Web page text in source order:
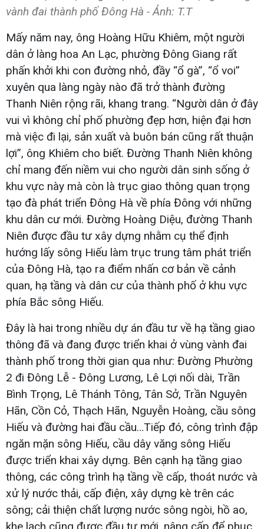
vành đai thành phố Đông Hà - Ảnh: T.T
Mấy năm nay, ông Hoàng Hữu Khiêm, một người
dân ở làng hoa An Lạc, phường Đông Giang rất
phấn khởi khi con đường nhỏ, đầy “ổ gà”, “ổ voi”
xuyên qua làng ngày nào đã trở thành đường
Thanh Niên rộng rãi, khang trang. “Người dân ở đây
vui vì không chỉ phố phường đẹp hơn, hiện đại hơn
mà việc đi lại, sản xuất và buôn bán cũng rất thuận
lợi”, ông Khiêm cho biết. Đường Thanh Niên không
chỉ mang đến niềm vui cho người dân sinh sống ở
khu vực này mà còn là trục giao thông quan trọng
tạo đà phát triển Đông Hà về phía Đông với những
khu dân cư mới. Đường Hoàng Diệu, đường Thanh
Niên được đầu tư xây dựng nhằm cụ thể định
hướng lấy sông Hiếu làm trục trung tâm phát triển
của Đông Hà, tạo ra điểm nhấn cơ bản về cảnh
quan, hạ tầng và dân cư của thành phố ở khu vực
phía Bắc sông Hiếu.
Đây là hai trong nhiều dự án đầu tư về hạ tầng giao
thông đã và đang được triển khai ở vùng vành đai
thành phố trong thời gian qua như: Đường Phường
2 đi Đông Lễ - Đông Lương, Lê Lợi nối dài, Trần
Bình Trọng, Lê Thánh Tông, Tân Sở, Trần Nguyên
Hãn, Cồn Cỏ, Thạch Hãn, Nguyễn Hoàng, cầu sông
Hiếu và đường hai đầu cầu…Tiếp đó, công trình đập
ngăn mặn sông Hiếu, cầu dây văng sông Hiếu
được triển khai xây dựng. Bên cạnh hạ tầng giao
thông, các công trình hạ tầng về cấp, thoát nước và
xử lý nước thải, cấp điện, xây dựng kè trên các
sông; cải thiện chất lượng nước sông ngòi, hồ ao,
khe lạch cũng được đầu tư mới, nâng cấp để phục